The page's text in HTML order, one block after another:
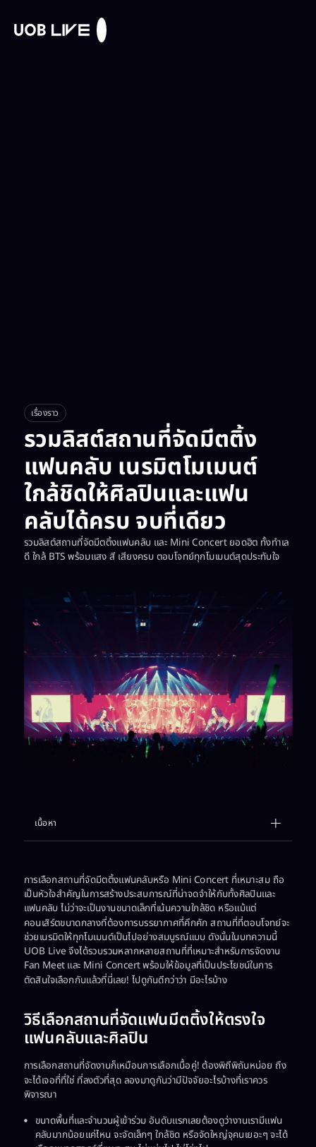
เรื่องราว
รวมลิสต์สถานที่จัดมีตติ้ง
แฟนคลับ เนรมิตโมเมนต์
ใกล้ชิดให้ศิลปินและแฟน
คลับได้ครบ จบที่เดียว
รวมลิสต์สถานที่จัดมีตติ้งแฟนคลับ และ Mini Concert ยอดฮิต ทั้งทำเล
ดี ใกล้ BTS พร้อมแสง สี เสียงครบ ตอบโจทย์ทุกโมเมนต์สุดประทับใจ
เนื้อหา
การเลือกสถานที่จัดมีตติ้งแฟนคลับหรือ Mini Concert ที่เหมาะสม ถือ
เป็นหัวใจสำคัญในการสร้างประสบการณ์ที่น่าจดจำให้กับทั้งศิลปินและ
แฟนคลับ ไม่ว่าจะเป็นงานขนาดเล็กที่เน้นความใกล้ชิด หรือแม้แต่
คอนเสิร์ตขนาดกลางที่ต้องการบรรยากาศที่คึกคัก สถานที่ที่ตอบโจทย์จะ
ช่วยเนรมิตให้ทุกโมเมนต์เป็นไปอย่างสมบูรณ์แบบ ดังนั้นในบทความนี้
UOB Live จึงได้รวบรวมหลากหลายสถานที่ที่เหมาะสำหรับการจัดงาน
Fan Meet และ Mini Concert พร้อมให้ข้อมูลที่เป็นประโยชน์ในการ
ตัดสินใจเลือกกันแล้วที่นี่เลย! ไปดูกันดีกว่าว่า มีอะไรบ้าง
วิธีเลือกสถานที่จัดแฟนมีตติ้งให้ตรงใจ
แฟนคลับและศิลปิน
การเลือกสถานที่จัดงานก็เหมือนการเลือกเนื้อคู่! ต้องพิถีพิถันหน่อย ถึง
จะได้เจอที่ที่ใช่ ที่ลงตัวที่สุด ลองมาดูกันว่ามีปัจจัยอะไรบ้างที่เราควร
พิจารณา
ขนาดพื้นที่และจำนวนผู้เข้าร่วม อันดับแรกเลยต้องดูว่างานเรามีแฟน
คลับมากน้อยแค่ไหน จะจัดเล็กๆ ใกล้ชิด หรือจัดใหญ่จุคนเยอะๆ จะได้